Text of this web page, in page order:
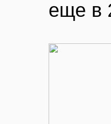
еще в